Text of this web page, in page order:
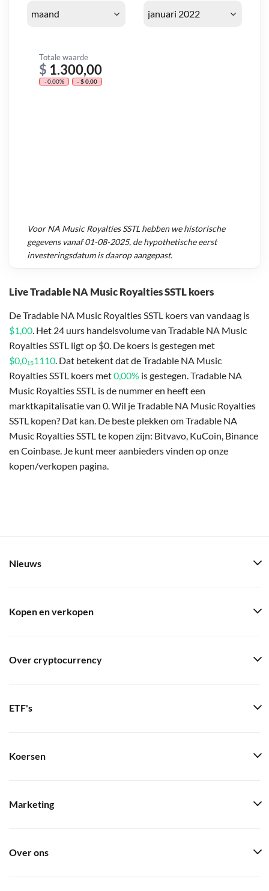
Live Tradable NA Music Royalties SSTL koers
De Tradable NA Music Royalties SSTL koers van vandaag is
$1,00. Het 24 uurs handelsvolume van Tradable NA Music
Royalties SSTL ligt op $0. De koers is gestegen met
$0,0₁₅1110. Dat betekent dat de Tradable NA Music
Royalties SSTL koers met0,00% is gestegen. Tradable NA
Music Royalties SSTL is de nummer en heeft een
marktkapitalisatie van 0. Wil je Tradable NA Music Royalties
SSTL kopen? Dat kan. De beste plekken om Tradable NA
Music Royalties SSTL te kopen zijn: Bitvavo, KuCoin, Binance
en Coinbase. Je kunt meer aanbieders vinden op onze
kopen/verkopen pagina.
Totale waarde
$ 1.300,00
- 0,00% - $ 0,00
VoorNA Music Royalties SSTL hebben we historische
gegevens vanaf01-08-2025, de hypothetische eerst
investeringsdatum is daarop aangepast.
Nieuws
Kopen en verkopen
Over cryptocurrency
ETF's
Koersen
Marketing
Over ons